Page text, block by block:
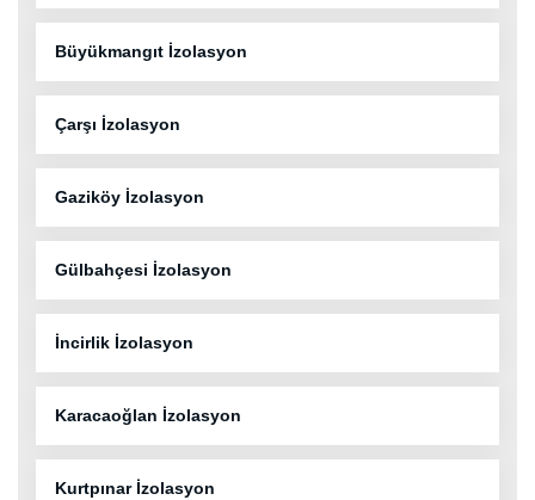
Büyükmangıt İzolasyon
Çarşı İzolasyon
Gaziköy İzolasyon
Gülbahçesi İzolasyon
İncirlik İzolasyon
Karacaoğlan İzolasyon
Kurtpınar İzolasyon